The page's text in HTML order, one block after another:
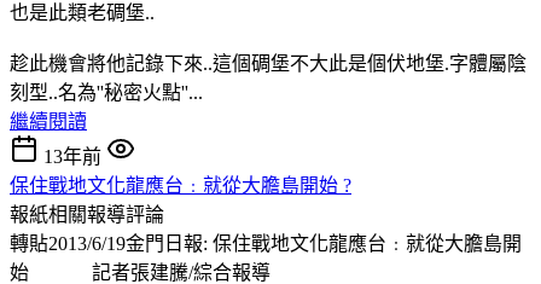
也是此類老碉堡..
趁此機會將他記錄下來..這個碉堡不大此是個伏地堡.字體屬陰
刻型..名為''秘密火點''...
繼續閱讀
13年前
保住戰地文化龍應台﹕就從大膽島開始 ?
報紙相關報導評論
轉貼2013/6/19金門日報: 保住戰地文化龍應台﹕就從大膽島開
始 記者張建騰/綜合報導